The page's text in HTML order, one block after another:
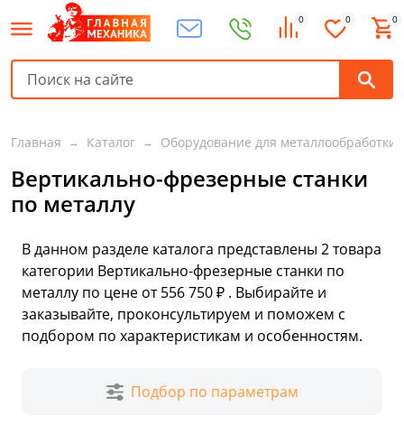
0 0 0
Главная Каталог Оборудование для металлообработки
Вертикально-фрезерные станки
по металлу
В данном разделе каталога представлены 2товара
категории Вертикально-фрезерные станки по
металлу по цене от 556 750 ₽ . Выбирайте и
заказывайте, проконсультируем и поможем с
подбором по характеристикам и особенностям.
Подбор по параметрам